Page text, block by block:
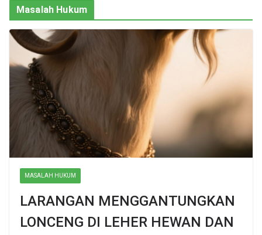
Masalah Hukum
MASALAH HUKUM
LARANGAN MENGGANTUNGKAN
LONCENG DI LEHER HEWAN DAN